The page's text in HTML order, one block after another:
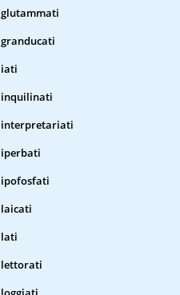
glutammati
granducati
iati
inquilinati
interpretariati
iperbati
ipofosfati
laicati
lati
lettorati